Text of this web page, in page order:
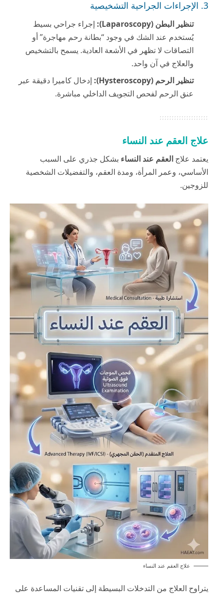
3. الإجراءات الجراحية التشخيصية
تنظير البطن (Laparoscopy):
إجراء جراحي بسيط
يُستخدم عند الشك في وجود “بطانة رحم مهاجرة” أو
التصاقات لا تظهر في الأشعة العادية. يسمح بالتشخيص
والعلاج في آن واحد.
تنظير الرحم (Hysteroscopy):
إدخال كاميرا دقيقة عبر
عنق الرحم لفحص التجويف الداخلي مباشرة.
علاج العقم عند النساء
يعتمد علاج العقم عند النساء بشكل جذري على السبب
الأساسي، وعمر المرأة، ومدة العقم، والتفضيلات الشخصية
للزوجين.
علاج العقم عند النساء
يتراوح العلاج من التدخلات البسيطة إلى تقنيات المساعدة على